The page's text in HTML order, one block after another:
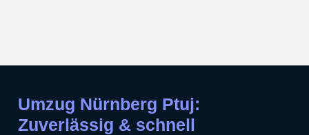
Umzug Nürnberg Ptuj:
Zuverlässig & schnell